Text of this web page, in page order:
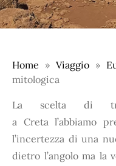
Home Viaggio
mitologica
La scelta di
a Creta l’abbiamo
l’incertezza di una
dietro l’angolo ma la